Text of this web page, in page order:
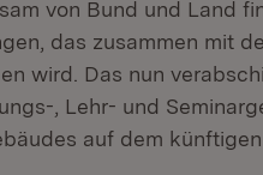
von Bund und Land
das zusammen mit
wird. Das nun
, Lehr- und
auf dem